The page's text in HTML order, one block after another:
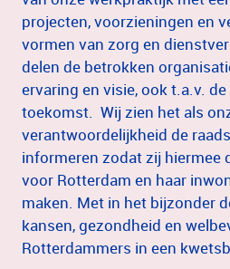
projecten, voorzieningen en
vormen van zorg en
delen de betrokken
ervaring en visie, ook t.a.v.
toekomst. Wij zien het als
verantwoordelijkheid de
informeren zodat zij hiermee
voor Rotterdam en haar
maken. Met in het bijzonder
kansen, gezondheid en
Rotterdammers in een